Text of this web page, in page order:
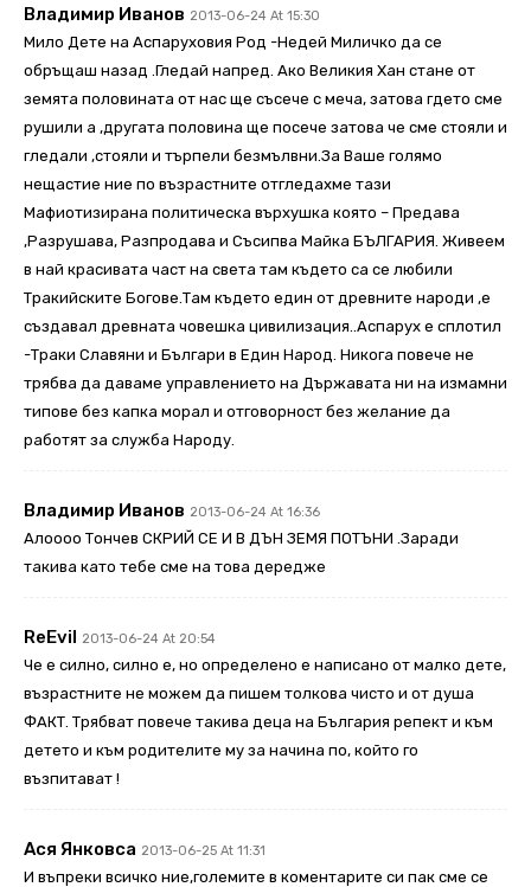
Владимир Иванов 2013-06-24 At 15:30
Мило Дете на Аспаруховия Род -Недей Миличко да се
обръщаш назад .Гледай напред. Ако Великия Хан стане от
земята половината от нас ще съсече с меча, затова гдето сме
рушили а ,другата половина ще посече затова че сме стояли и
гледали ,стояли и търпели безмълвни.За Ваше голямо
нещастие ние по възрастните отгледахме тази
Мафиотизирана политическа върхушка която – Предава
,Разрушава, Разпродава и Съсипва Майка БЪЛГАРИЯ. Живеем
в най красивата част на света там където са се любили
Тракийските Богове.Там където един от древните народи ,е
създавал древната човешка цивилизация..Аспарух е сплотил
-Траки Славяни и Българи в Един Народ. Никога повече не
трябва да даваме управлението на Държавата ни на измамни
типове без капка морал и отговорност без желание да
работят за служба Народу.
Владимир Иванов 2013-06-24 At 16:36
Алоооо Тончев СКРИЙ СЕ И В ДЪН ЗЕМЯ ПОТЪНИ .Заради
такива като тебе сме на това дередже
ReEvil 2013-06-24 At 20:54
Че е силно, силно е, но определено е написано от малко дете,
възрастните не можем да пишем толкова чисто и от душа
ФАКТ. Трябват повече такива деца на България репект и към
детето и към родителите му за начина по, който го
възпитават !
Ася Янковса 2013-06-25 At 11:31
И въпреки всичко ние,големите в коментарите си пак сме се